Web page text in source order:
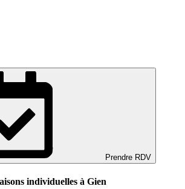
Prendre RDV
individuelles à Gien